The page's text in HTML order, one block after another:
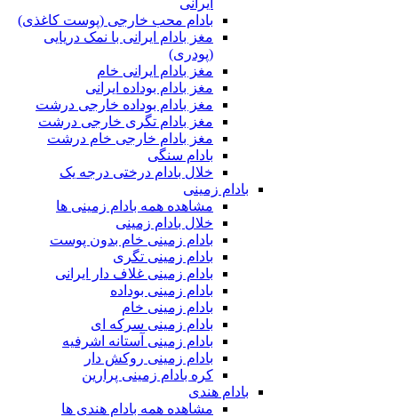
ایرانی
بادام محب خارجی (پوست کاغذی)
مغز بادام ایرانی با نمک دریایی
(پودری)
مغز بادام ایرانی خام
مغز بادام بوداده ایرانی
مغز بادام بوداده خارجی درشت
مغز بادام تگری خارجی درشت
مغز بادام خارجی خام درشت
بادام سنگی
خلال بادام درختی درجه یک
بادام زمینی
مشاهده همه بادام زمینی ها
خلال بادام زمینی
بادام زمینی خام بدون پوست
بادام زمینی تگری
بادام زمینی غلاف دار ایرانی
بادام زمینی بوداده
بادام زمینی خام
بادام زمینی سرکه ای
بادام زمینی آستانه اشرفیه
بادام زمینی روکش دار
کره بادام زمینی پرارین
بادام هندی
مشاهده همه بادام هندی ها